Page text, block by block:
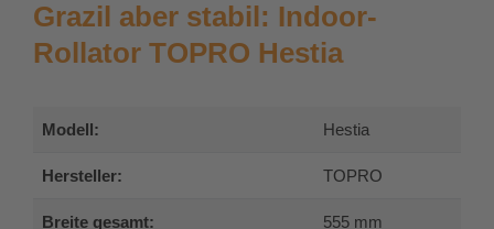
Grazil aber stabil: Indoor-
Rollator TOPRO Hestia
Modell: Hestia
Hersteller: TOPRO
Breite gesamt: 555 mm